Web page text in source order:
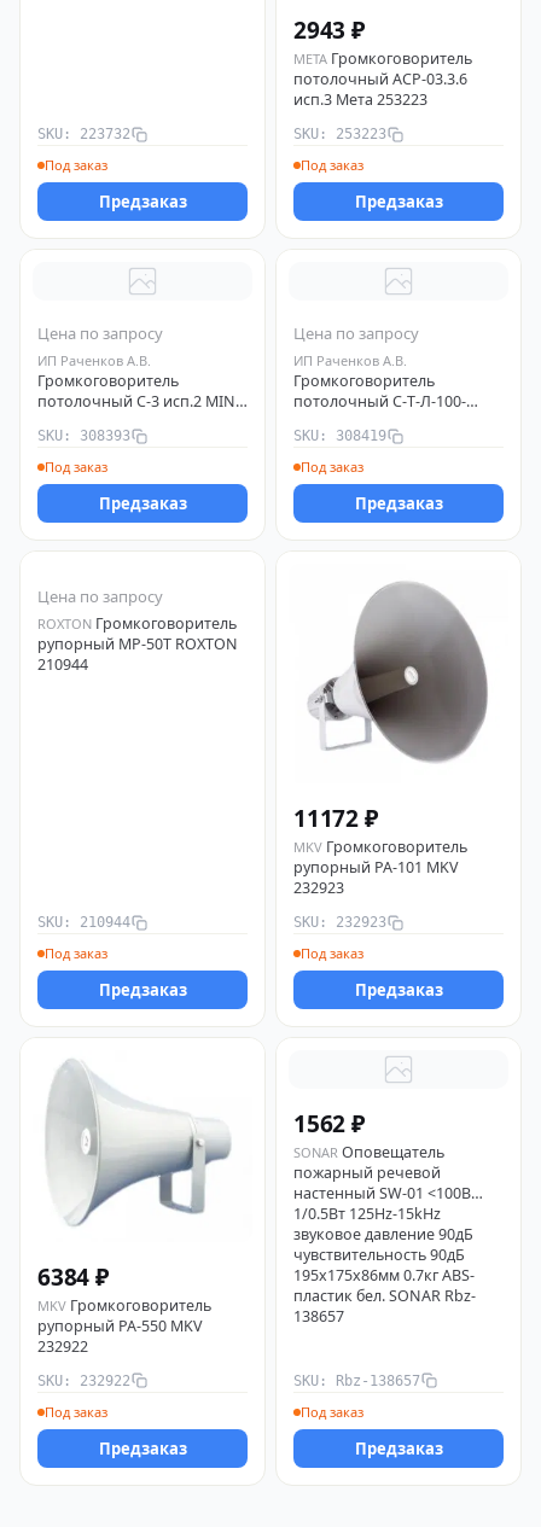
SKU: 223732
Под заказ
Предзаказ
2943 ₽
МЕТА Громкоговоритель
потолочный АСР-03.3.6
исп.3 Мета 253223
SKU: 253223
Под заказ
Предзаказ
Цена по запросу
ИП Раченков А.В.
Громкоговоритель
потолочный С-3 исп.2 MINI
308393
SKU: 308393
Под заказ
Предзаказ
Цена по запросу
ИП Раченков А.В.
Громкоговоритель
потолочный С-Т-Л-100-
А.В. 308419
SKU: 308419
Под заказ
Предзаказ
Цена по запросу
ROXTON Громкоговоритель
рупорный MP-50T ROXTON
210944
SKU: 210944
Под заказ
Предзаказ
11172 ₽
MKV Громкоговоритель
рупорный PA-101 MKV
232923
SKU: 232923
Под заказ
Предзаказ
6384 ₽
MKV Громкоговоритель
рупорный PA-550 MKV
232922
SKU: 232922
Под заказ
Предзаказ
1562 ₽
SONAR Оповещатель
пожарный речевой
настенный SW-01 <100В
1/0.5Вт 125Hz-15kНz
звуковое давление 90дБ
чувствительность 90дБ
195х175х86мм 0.7кг ABS-
пластик бел. SONAR Rbz-
138657
SKU: Rbz-138657
Под заказ
Предзаказ